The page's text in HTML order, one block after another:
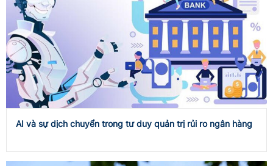
AI và sự dịch chuyển trong tư duy quản trị rủi ro ngân hàng